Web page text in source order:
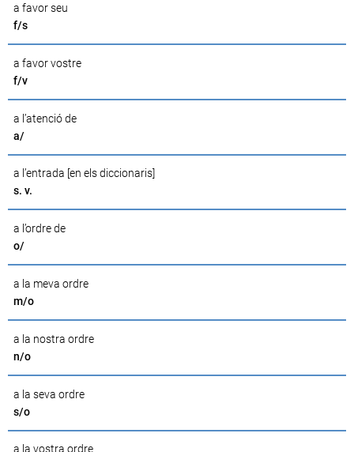
a favor seu
f/s
a favor vostre
f/v
a l’atenció de
a/
a l’entrada [en els diccionaris]
s. v.
a l’ordre de
o/
a la meva ordre
m/o
a la nostra ordre
n/o
a la seva ordre
s/o
a la vostra ordre